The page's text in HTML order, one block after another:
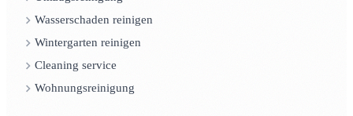
Wasserschaden reinigen
Wintergarten reinigen
Cleaning service
Wohnungsreinigung